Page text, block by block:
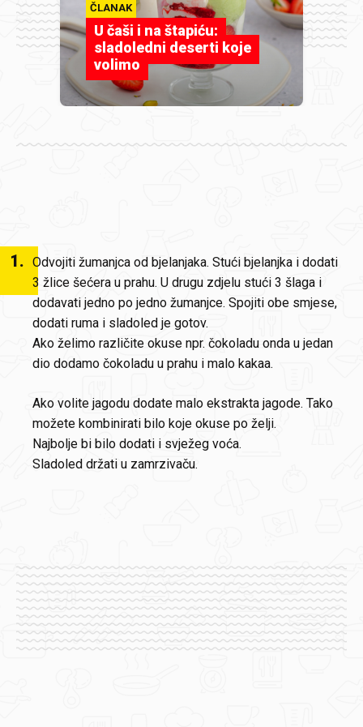
ČLANAK
U čaši i na štapiću:
sladoledni deserti koje
volimo
1. Odvojiti žumanjca od bjelanjaka. Stući bjelanjka i dodati
3 žlice šećera u prahu. U drugu zdjelu stući 3 šlaga i
dodavati jedno po jedno žumanjce. Spojiti obe smjese,
dodati ruma i sladoled je gotov.
Ako želimo različite okuse npr. čokoladu onda u jedan
dio dodamo čokoladu u prahu i malo kakaa.
Ako volite jagodu dodate malo ekstrakta jagode. Tako
možete kombinirati bilo koje okuse po želji.
Najbolje bi bilo dodati i svježeg voća.
Sladoled držati u zamrzivaču.